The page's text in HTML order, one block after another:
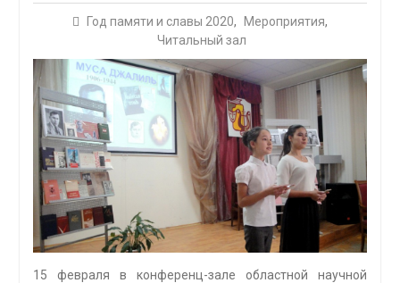
Год памяти и славы 2020, Мероприятия,
Читальный зал
15 февраля в конференц-зале областной научной